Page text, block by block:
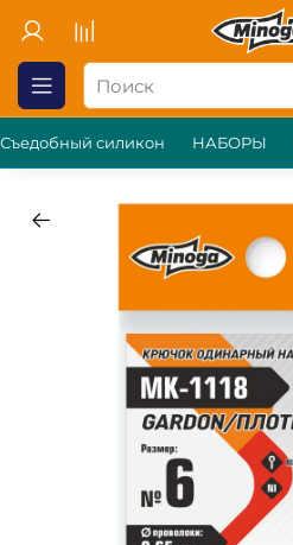
Съедобный силикон НАБОРЫ